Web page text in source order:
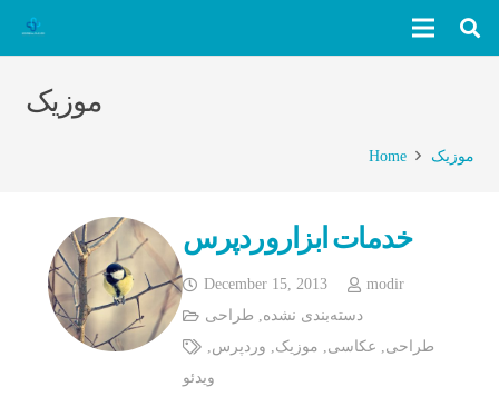
موزیک
Home موزیک
خدمات ابزاروردپرس
December 15, 2013
modir
دسته‌بندی نشده
طراحی
طراحی
عکاسی موزیک وردپرس
ویدئو